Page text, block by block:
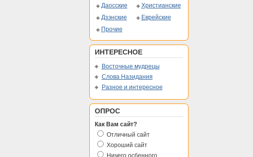
Даосские
Христианские
Дзэнские
Еврейские
Прочие
ИНТЕРЕСНОЕ
Восточные мудрецы
Слова Назидания
Разное и интересное
ОПРОС
Как Вам сайт?
Отличный сайт
Хороший сайт
Ничего осбенного